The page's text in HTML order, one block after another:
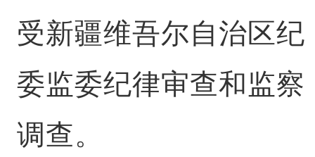
受新疆维吾尔自治区纪
委监委纪律审查和监察
调查。